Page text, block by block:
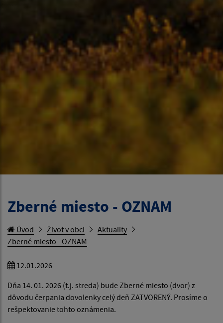
Zberné miesto - OZNAM
Úvod Život v obci
Aktuality
Zberné miesto - OZNAM
12.01.2026
Dňa 14. 01. 2026 (t.j. streda) bude Zberné miesto (dvor) z
dôvodu čerpania dovolenky celý deň ZATVORENÝ. Prosíme o
rešpektovanie tohto oznámenia.